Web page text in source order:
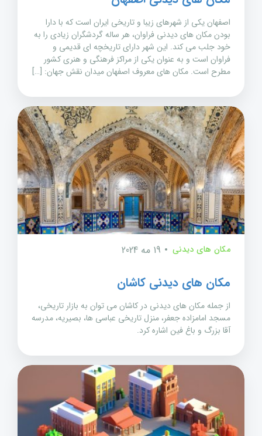
اصفهان یکی از شهرهای زیبا و تاریخی ایران است که با دارا
بودن مکان های دیدنی فراوان، هر ساله گردشگران زیادی را به
خود جلب می کند. این شهر دارای تاریخچه ای قدیمی و
فراوان است و به عنوان یکی از مراکز فرهنگی و هنری کشور
مطرح است. مکان های معروف اصفهان میدان نقش جهان: […]
مکان های دیدنی 19 مه 2024
مکان های دیدنی کاشان
از جمله مکان های دیدنی در کاشان می توان به بازار تاریخی،
مسجد امامزاده جعفر، منزل تاریخی عباسی ها، بصیریه، مدرسه
آقا بزرگ و باغ فین اشاره کرد.